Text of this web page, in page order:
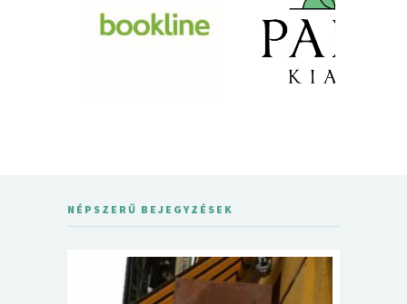
NÉPSZERŰ BEJEGYZÉSEK